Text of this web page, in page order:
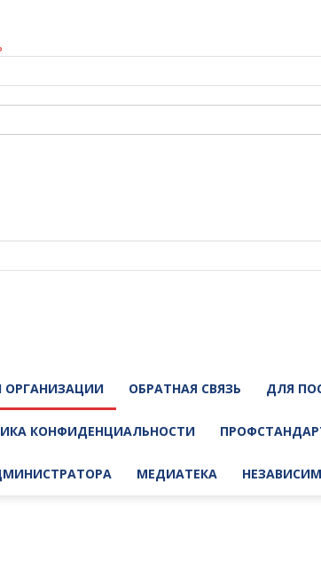
ОРГАНИЗАЦИИ ОБРАТНАЯ СВЯЗЬ ДЛЯ
КОНФИДЕНЦИАЛЬНОСТИ
МЕДИАТЕКА